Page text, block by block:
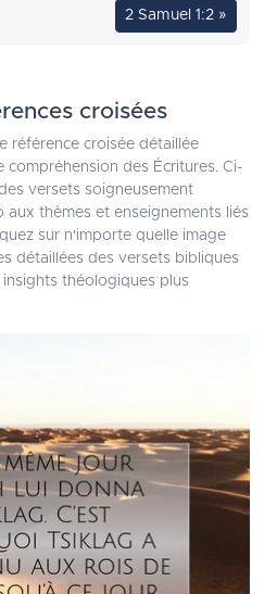
2 Samuel 1:2 »
croisées
référence croisée détaillée
des Écritures. Ci-
versets soigneusement
aux thèmes et enseignements liés
sur n'importe quelle image
détaillées des versets bibliques
théologiques plus